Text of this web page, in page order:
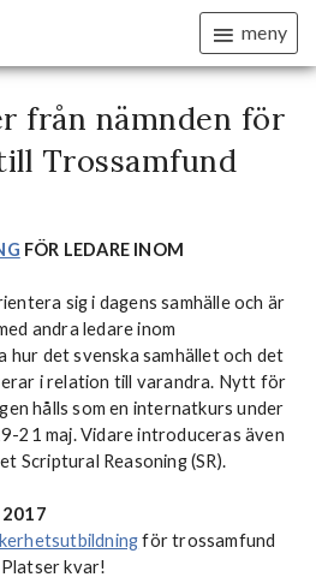
meny
från nämnden för
Trossamfund
FÖR LEDARE INOM
sig i dagens samhälle och är
andra ledare inom
hur det svenska samhället och det
i relation till varandra. Nytt för
hålls som en internatkurs under
21 maj. Vidare introduceras även
Scriptural Reasoning (SR).
2017
för trossamfund
kvar!